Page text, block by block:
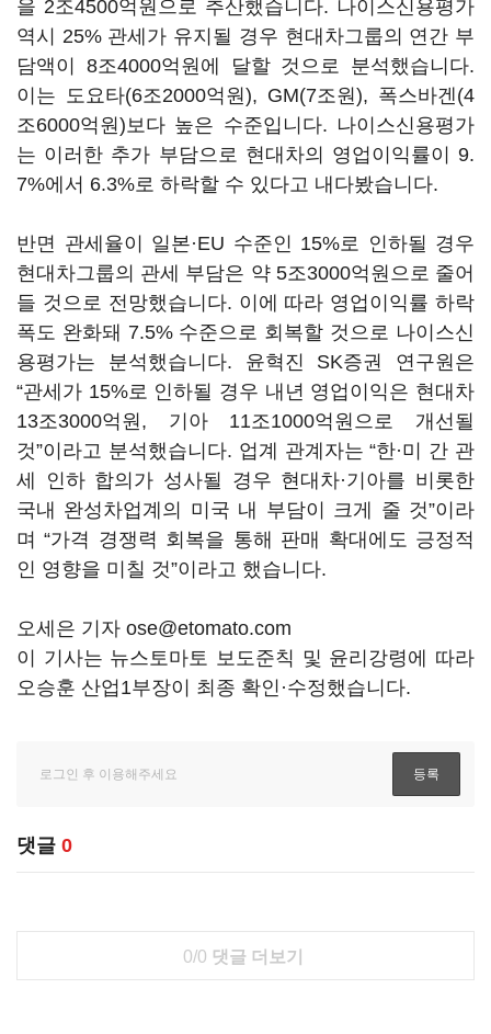
을 2조4500억원으로 추산했습니다. 나이스신용평가
역시 25% 관세가 유지될 경우 현대차그룹의 연간 부
담액이 8조4000억원에 달할 것으로 분석했습니다.
이는 도요타(6조2000억원), GM(7조원), 폭스바겐(4
조6000억원)보다 높은 수준입니다. 나이스신용평가
는 이러한 추가 부담으로 현대차의 영업이익률이 9.
7%에서 6.3%로 하락할 수 있다고 내다봤습니다.
반면 관세율이 일본·EU 수준인 15%로 인하될 경우
현대차그룹의 관세 부담은 약 5조3000억원으로 줄어
들 것으로 전망했습니다. 이에 따라 영업이익률 하락
폭도 완화돼 7.5% 수준으로 회복할 것으로 나이스신
용평가는 분석했습니다. 윤혁진 SK증권 연구원은
“관세가 15%로 인하될 경우 내년 영업이익은 현대차
13조3000억원, 기아 11조1000억원으로 개선될
것”이라고 분석했습니다. 업계 관계자는 “한·미 간 관
세 인하 합의가 성사될 경우 현대차·기아를 비롯한
국내 완성차업계의 미국 내 부담이 크게 줄 것”이라
며 “가격 경쟁력 회복을 통해 판매 확대에도 긍정적
인 영향을 미칠 것”이라고 했습니다.
오세은 기자 ose@etomato.com
이 기사는 뉴스토마토 보도준칙 및 윤리강령에 따라
오승훈 산업1부장이 최종 확인·수정했습니다.
댓글 0
0/0 댓글 더보기